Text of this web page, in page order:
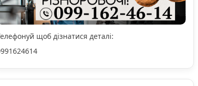
щоб дізнатися деталі: